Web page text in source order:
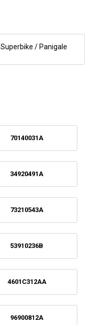
Superbike / Panigale
70140031A
34920491A
73210543A
53910236B
4601C312AA
96900812A